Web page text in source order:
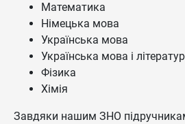
Математика
Німецька мова
Українська мова
Українська мова і
Фізика
Хімія
Завдяки нашим ЗНО